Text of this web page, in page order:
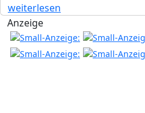
weiterlesen
Anzeige